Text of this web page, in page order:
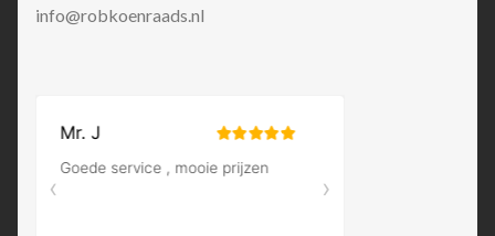
info@robkoenraads.nl